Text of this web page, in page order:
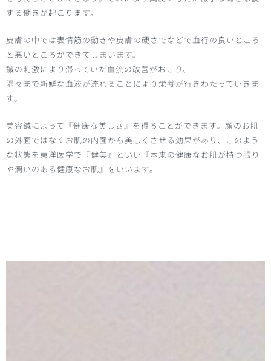
する働きが起こります。
皮膚の中では表情筋の動きや皮膚の硬さでなどで血行の良いところ
と悪いところができてしまいます。
鍼の刺激により滞っていた血流の改善がおこり、
隅々まで新鮮な血液が流れることにより栄養が行きわたっていきま
す。
美容鍼によって『健康な美しさ』を得ることができます。顔のお肌
の外面ではなくお肌の内面から美しくさせる効果があり、このよう
な状態を東洋医学で『健美』といい『本来の健康なお肌が持つ張り
や潤いのある健康なお肌』をいいます。